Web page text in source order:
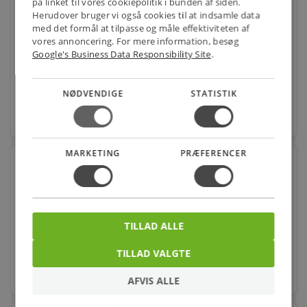
VINKEL MF/NIP. 3/4 T/ALUPEX
Varenr.: 45444306
62,00 kr.pr. stk.
KOBL.SÆT T/TEE 16-3/4 T/ALUPEX
50,00 kr.
Herudover bruger vi også cookies til at indsamle data
med det formål at tilpasse og måle effektiviteten af
vores annoncering. For mere information, besøg
Google's Business Data Responsibility Site.
NØDVENDIGE STATISTIK
MARKETING PRÆFERENCER
TILLAD VALGTE
TILLAD ALLE
AFVIS ALLE